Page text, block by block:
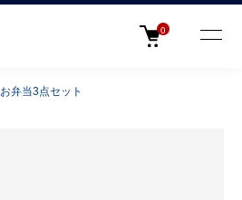
0
お弁当3点セット